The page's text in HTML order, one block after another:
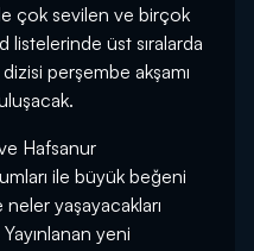
çok sevilen ve birçok
üst sıralarda
perşembe akşamı
Hafsanur
ile büyük beğeni
yaşayacakları
yeni